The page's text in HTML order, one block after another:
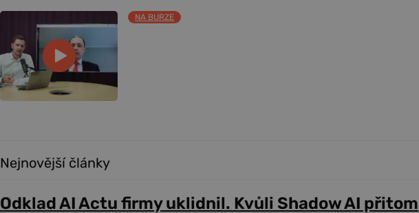
NA BURZE
Nejnovější články
Odklad AI Actu firmy uklidnil. Kvůli Shadow AI přitom